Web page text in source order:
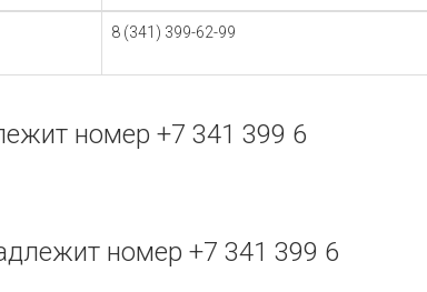
8 (341) 399-62-99
номер +7 341 399 6
номер +7 341 399 6